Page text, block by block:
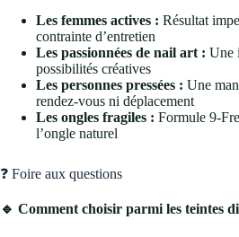
Les femmes actives : Résultat
contrainte d’entretien
Les passionnées de nail art : Une
possibilités créatives
Les personnes pressées : Une
rendez-vous ni déplacement
Les ongles fragiles : Formule 9-
l’ongle naturel
❓ Foire aux questions
🔹 Comment choisir parmi les teintes